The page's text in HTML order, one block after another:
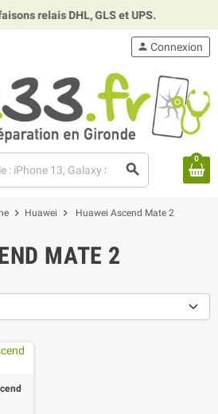
relais DHL, GLS et UPS.
search
person Connexion
0
chevron_right Huawei chevron_right Huawei Ascend Mate 2
MATE 2